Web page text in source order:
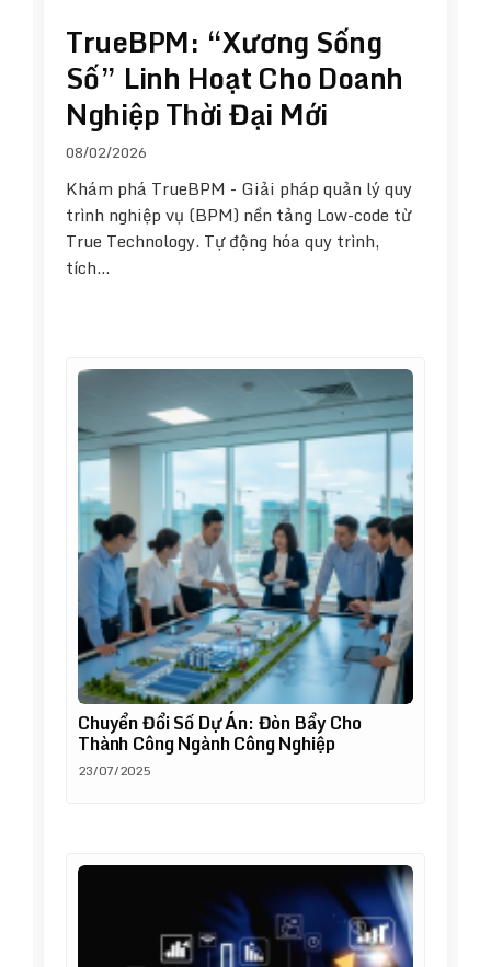
TrueBPM: “Xương Sống
Số” Linh Hoạt Cho Doanh
Nghiệp Thời Đại Mới
08/02/2026
Khám phá TrueBPM - Giải pháp quản lý quy
trình nghiệp vụ (BPM) nền tảng Low-code từ
True Technology. Tự động hóa quy trình,
tích…
Chuyển Đổi Số Dự Án: Đòn Bẩy Cho
Thành Công Ngành Công Nghiệp
23/07/2025